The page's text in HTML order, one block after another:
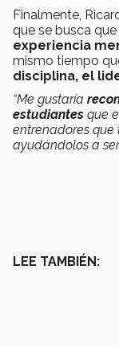
Finalmente,
que se busca
experiencia
mismo tiempo
disciplina, el
“Me gustaría
estudiantes que
entrenadores que
ayudándolos a
LEE TAMBIÉN: